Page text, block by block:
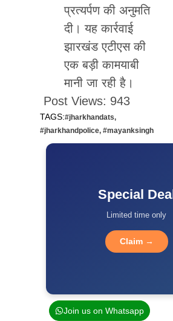
प्रत्यर्पण की अनुमति
दी। यह कार्रवाई
झारखंड एटीएस की
एक बड़ी कामयाबी
मानी जा रही है।
Post Views: 943
TAGS:#jharkhandats,
#jharkhandpolice, #mayanksingh
Special
Limited time only
Claim →
Join us on Whatsapp